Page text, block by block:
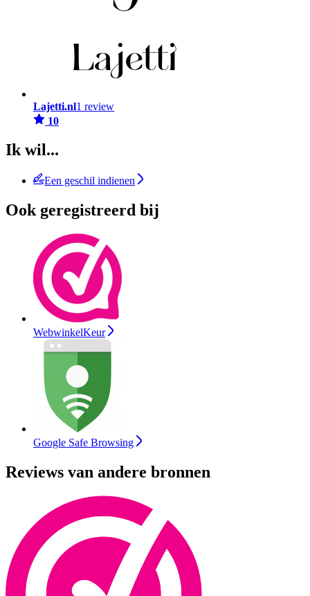
Lajetti.nl1 review
10
Ik wil...
Een geschil indienen
Ook geregistreerd bij
WebwinkelKeur
Google Safe Browsing
Reviews van andere bronnen